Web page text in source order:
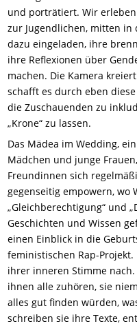
und porträtiert. Wir
zur Jugendlichen, mitten in
dazu eingeladen, ihre
ihre Reflexionen über
machen. Die Kamera
schafft es durch eben
die Zuschauenden zu
„Krone“ zu lassen.
Das Mädea im Wedding,
Mädchen und junge
Freundinnen sich
gegenseitig empowern, wo
„Gleichberechtigung“ und
Geschichten und Wissen
einen Einblick in die
feministischen Rap-
ihrer inneren Stimme
ihnen alle zuhören, sie
alles gut finden würden,
schreiben sie ihre Texte,